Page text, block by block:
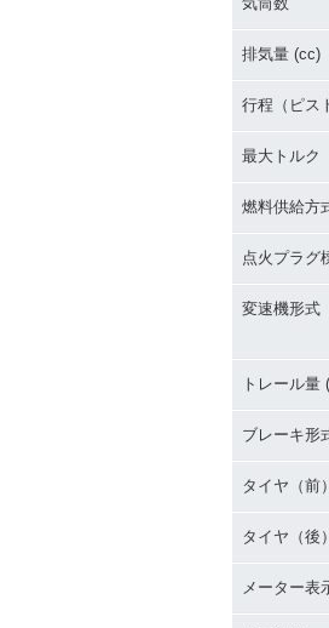
排気量 (cc)
行程（ピス
最大トルク
燃料供給方
点火プラグ
変速機形式
トレール量
ブレーキ形
タイヤ（前
タイヤ（後
メーター表